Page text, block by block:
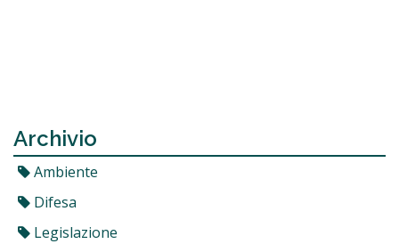
Archivio
Ambiente
Difesa
Legislazione